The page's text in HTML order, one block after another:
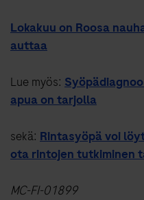
Lokakuu on Roosa
auttaa
Lue myös:
apua on tarjolla
sekä: Rintasyöpä voi
ota rintojen tutkiminen
MC-FI-01899